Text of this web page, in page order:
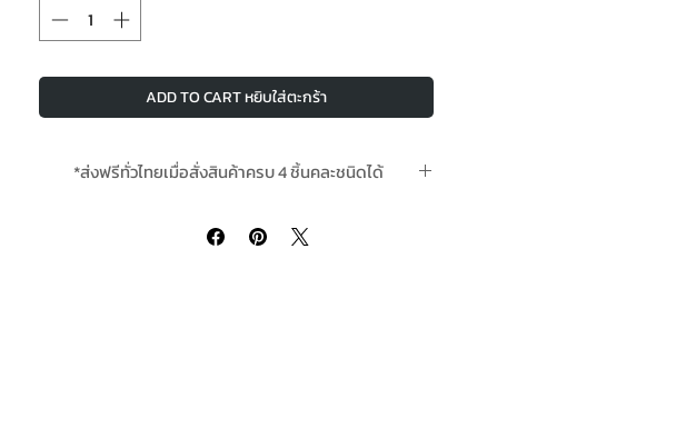
ADD TO CART หยิบใส่ตะกร้า
*ส่งฟรีทั่วไทยเมื่อสั่งสินค้าครบ 4 ชิ้นคละชนิดได้